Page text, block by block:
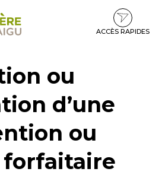
ACCÈS RAPIDES
ou
d’une
ou